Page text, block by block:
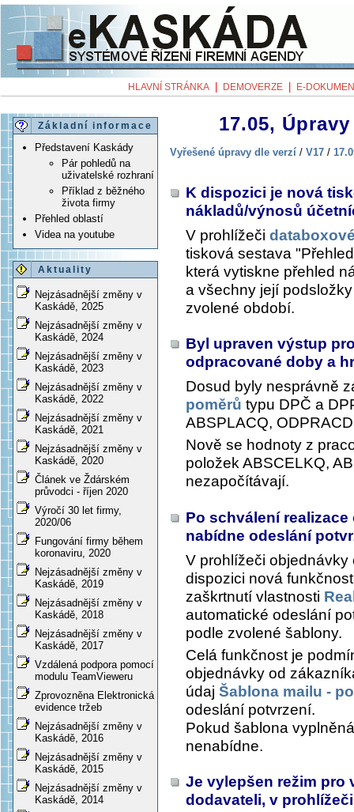
HLAVNÍ STRÁNKA DEMOVERZE E-
Základní informace
Představení Kaskády
Pár pohledů na
uživatelské rozhraní
Příklad z běžného
života firmy
Přehled oblastí
Videa na youtube
Aktuality
Nejzásadnější změny v
Kaskádě, 2025
Nejzásadnější změny v
Kaskádě, 2024
Nejzásadnější změny v
Kaskádě, 2023
Nejzásadnější změny v
Kaskádě, 2022
Nejzásadnější změny v
Kaskádě, 2021
Nejzásadnější změny v
Kaskádě, 2020
Článek ve Ždárském
průvodci - říjen 2020
Výročí 30 let firmy,
2020/06
Fungování firmy během
koronaviru, 2020
Nejzásadnější změny v
Kaskádě, 2019
Nejzásadnější změny v
Kaskádě, 2018
Nejzásadnější změny v
Kaskádě, 2017
Vzdálená podpora pomocí
modulu TeamVieweru
Zprovozněna Elektronická
evidence tržeb
Nejzásadnější změny v
Kaskádě, 2016
Nejzásadnější změny v
Kaskádě, 2015
Nejzásadnější změny v
Kaskádě, 2014
17.05,
Vyřešené úpravy dle verzí / V17 /
K dispozici je nová
nákladů/výnosů
V prohlížeči
tisková sestava
která vytiskne přehled
a všechny její
zvolené období.
Byl upraven výstup
odpracované doby a
Dosud byly nesprávně
poměrů typu DPČ a
ABSPLACQ,
Nově se hodnoty z
položek ABSCELKQ,
nezapočítávají.
Po schválení
nabídne odeslání
V prohlížeči objednávky
dispozici nová
zaškrtnutí vlastnosti
automatické odeslání
podle zvolené šablony.
Celá funkčnost je
objednávky od
údaj Šablona mailu -
odeslání potvrzení.
Pokud šablona
nenabídne.
Je vylepšen režim pro
dodavateli, v